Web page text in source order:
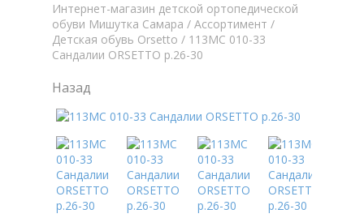
Интернет-магазин детской ортопедической
обуви Мишутка Самара / Aссортимент /
Детская обувь Orsetto / 113МС 010-33
Сандалии ORSETTO р.26-30
Назад